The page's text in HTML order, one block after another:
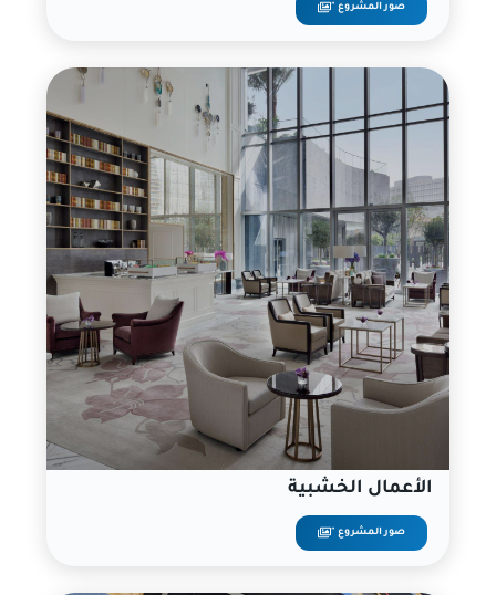
صور المشروع "
الأعمال الخشبية
صور المشروع "